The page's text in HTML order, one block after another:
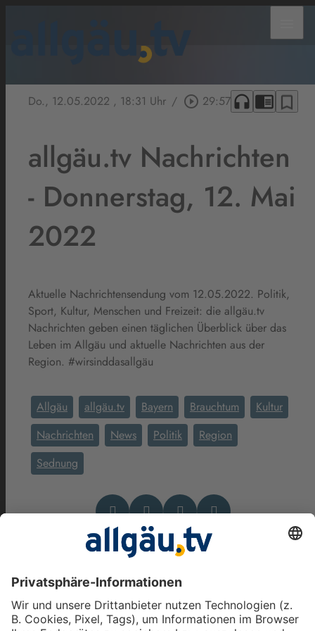
Do., 12.05.2022 , 18:31 Uhr / play_circle_outline 29:57 headphones chrome_reader_mode bookmark_border
allgäu.tv Nachrichten
- Donnerstag, 12. Mai
2022
Aktuelle Nachrichtensendung vom 12.05.2022. Politik,
Sport, Kultur, Menschen und Freizeit: die allgäu.tv
Nachrichten geben einen täglichen Überblick über das
Leben im Allgäu und aktuelle Nachrichten aus der
Region. #wirsinddasallgäu
Allgäu allgäu.tv Bayern Brauchtum
Kultur
Nachrichten
News Politik
Region
Sednung
Das könnte Dich auch
interessieren